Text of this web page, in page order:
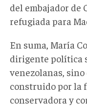
del embajador de
refugiada para
En suma, María
dirigente política
venezolanas,
construido por la
conservadora y